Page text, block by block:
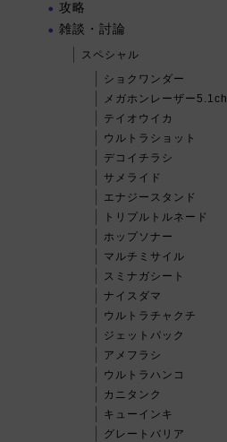
攻略
雑談・討論
スペシャル
ショクワンダー
メガホンレーザー5.1ch
テイオウイカ
ウルトラショット
デコイチラシ
サメライド
エナジースタンド
トリプルトルネード
ホップソナー
マルチミサイル
スミナガシート
ナイスダマ
ウルトラチャクチ
ジェットパック
アメフラシ
ウルトラハンコ
カニタンク
キューインキ
グレートバリア